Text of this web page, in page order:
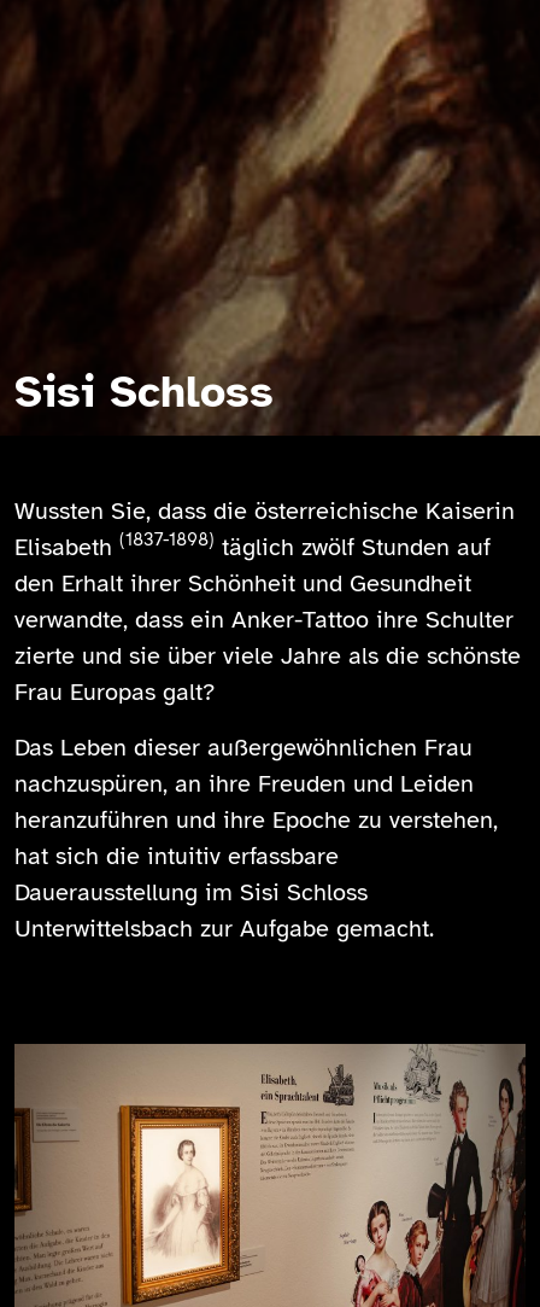
Sisi Schloss
Wussten Sie, dass die österreichische Kaiserin
Elisabeth (1837-1898) täglich zwölf Stunden auf
den Erhalt ihrer Schönheit und Gesundheit
verwandte, dass ein Anker-Tattoo ihre Schulter
zierte und sie über viele Jahre als die schönste
Frau Europas galt?
Das Leben dieser außergewöhnlichen Frau
nachzuspüren, an ihre Freuden und Leiden
heranzuführen und ihre Epoche zu verstehen,
hat sich die intuitiv erfassbare
Dauerausstellung im Sisi Schloss
Unterwittelsbach zur Aufgabe gemacht.